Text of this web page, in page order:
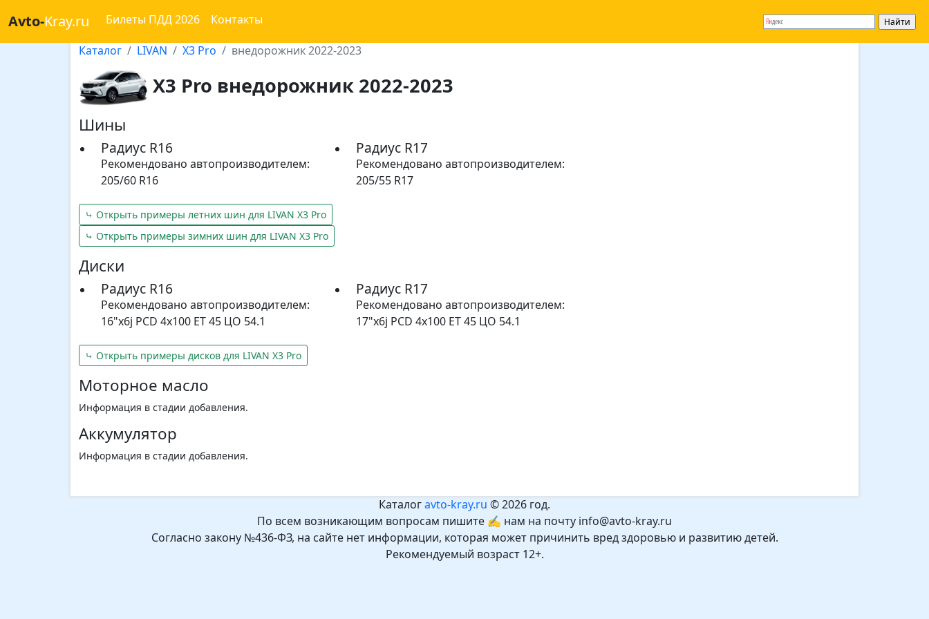
Avto-Kray.ru Билеты ПДД 2026 Контакты
Каталог LIVAN X3 Pro внедорожник 2022-2023
X3 Pro внедорожник 2022-2023
Шины
Радиус R16
Рекомендовано автопроизводителем:
205/60 R16
Радиус R17
Рекомендовано автопроизводителем:
205/55 R17
⤷ Открыть примеры летних шин для LIVAN X3 Pro
⤷ Открыть примеры зимних шин для LIVAN X3 Pro
Диски
Радиус R16
Рекомендовано автопроизводителем:
16"x6j PCD 4x100 ET 45 ЦО 54.1
Радиус R17
Рекомендовано автопроизводителем:
17"x6j PCD 4x100 ET 45 ЦО 54.1
⤷ Открыть примеры дисков для LIVAN X3 Pro
Моторное масло
Информация в стадии добавления.
Аккумулятор
Информация в стадии добавления.
Каталогavto-kray.ru © 2026 год.
По всем возникающим вопросам пишите ✍ нам на почту info@avto-kray.ru
Согласно закону №436-ФЗ, на сайте нет информации, которая может причинить вред здоровью и развитию детей.
Рекомендуемый возраст 12+.